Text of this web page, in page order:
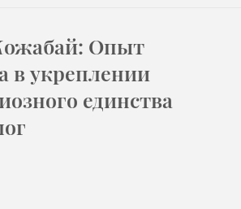
Опыт
в укреплении
единства